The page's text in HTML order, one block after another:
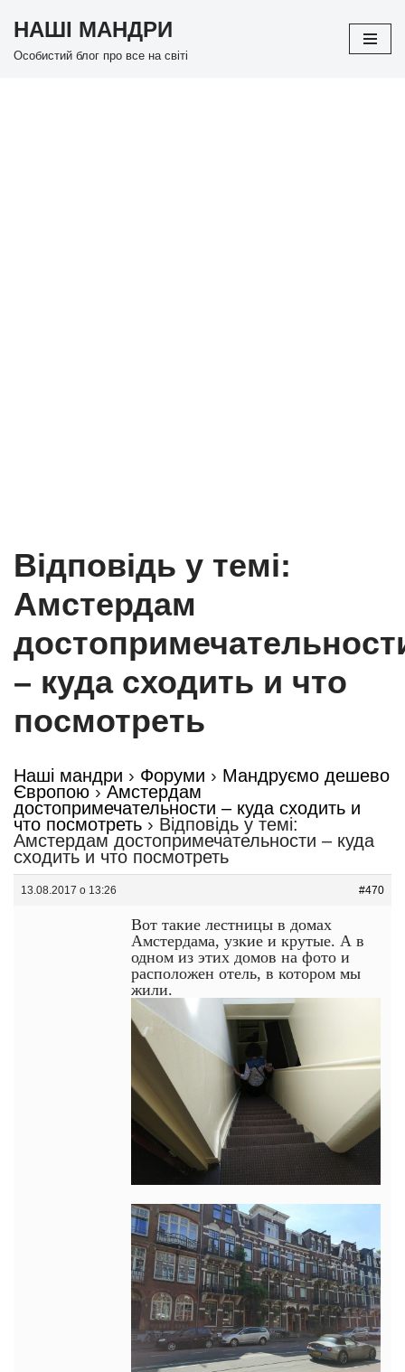
Перейти
НАШІ МАНДРИ
Особистий блог про все на світі
Відповідь у темі:
Амстердам
– куда сходить и что
посмотреть
Наші мандри › Форуми › Мандруємо дешево
Європою › Амстердам
достопримечательности – куда сходить и
что посмотреть › Відповідь у темі:
Амстердам достопримечательности – куда
сходить и что посмотреть
13.08.2017 о 13:26 #470
Вот такие лестницы в домах
Амстердама, узкие и крутые. А в
одном из этих домов на фото и
расположен отель, в котором мы
жили.